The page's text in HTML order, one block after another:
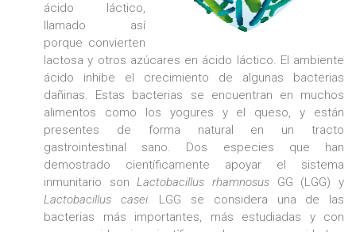
ácido láctico,
llamado así
porque convierten
lactosa y otros azúcares en ácido láctico. El ambiente
ácido inhibe el crecimiento de algunas bacterias
dañinas. Estas bacterias se encuentran en muchos
alimentos como los yogures y el queso, y están
presentes de forma natural en un tracto
gastrointestinal sano. Dos especies que han
demostrado científicamente apoyar el sistema
inmunitario sonLactobacillus rhamnosus GG (LGG) y
Lactobacillus casei. LGG se considera una de las
bacterias más importantes, más estudiadas y con